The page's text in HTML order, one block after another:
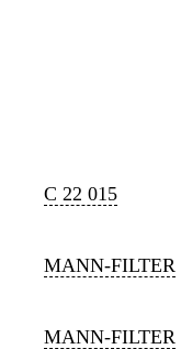
C 22 015
MANN-FILTER
MANN-FILTER